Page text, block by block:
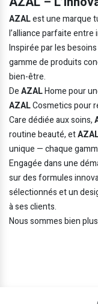
AZALest une marque
l’alliance parfaite
Inspirée par les
gamme de produits
bien-être.
DeAZALHome pour
AZALCosmetics pour
Care dédiée aux soins,
routine beauté, et
unique — chaque
Engagée dans une
sur des formules
sélectionnés et un
à ses clients.
Nous sommes bien